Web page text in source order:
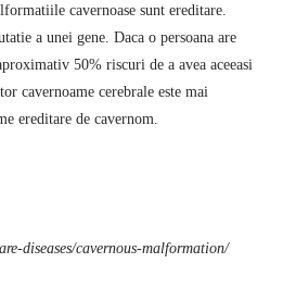
cavernoase sunt ereditare.
a unei gene. Daca o persoana are
50% riscuri de a avea aceeasi
cavernoame cerebrale este mai
ereditare de cavernom.
diseases/cavernous-malformation/